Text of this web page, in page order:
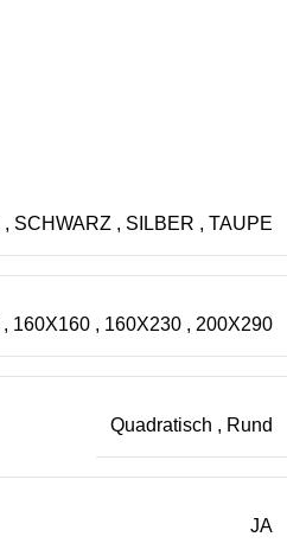
, SCHWARZ , SILBER , TAUPE
, 160X160 , 160X230 , 200X290
Quadratisch , Rund
JA